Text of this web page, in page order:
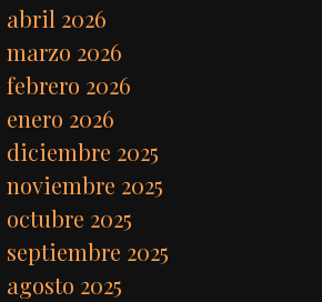
abril 2026
marzo 2026
febrero 2026
enero 2026
diciembre 2025
noviembre 2025
octubre 2025
septiembre 2025
agosto 2025